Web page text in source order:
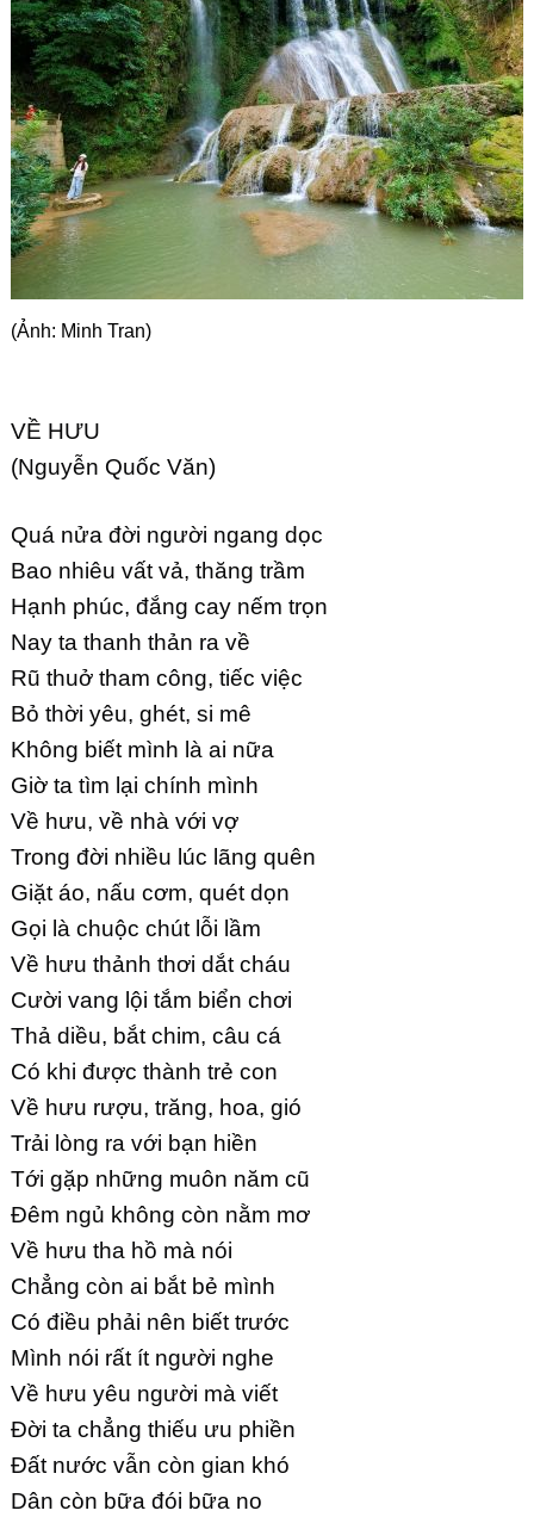
Góc chia sẻ
Liên hệ
Tìm kiếm
(Ảnh: Minh Tran)
VỀ HƯU
(Nguyễn Quốc Văn)
Quá nửa đời người ngang dọc
Bao nhiêu vất vả, thăng trầm
Hạnh phúc, đắng cay nếm trọn
Nay ta thanh thản ra về
Rũ thuở tham công, tiếc việc
Bỏ thời yêu, ghét, si mê
Không biết mình là ai nữa
Giờ ta tìm lại chính mình
Về hưu, về nhà với vợ
Trong đời nhiều lúc lãng quên
Giặt áo, nấu cơm, quét dọn
Gọi là chuộc chút lỗi lầm
Về hưu thảnh thơi dắt cháu
Cười vang lội tắm biển chơi
Thả diều, bắt chim, câu cá
Có khi được thành trẻ con
Về hưu rượu, trăng, hoa, gió
Trải lòng ra với bạn hiền
Tới gặp những muôn năm cũ
Đêm ngủ không còn nằm mơ
Về hưu tha hồ mà nói
Chẳng còn ai bắt bẻ mình
Có điều phải nên biết trước
Mình nói rất ít người nghe
Về hưu yêu người mà viết
Đời ta chẳng thiếu ưu phiền
Đất nước vẫn còn gian khó
Dân còn bữa đói bữa no